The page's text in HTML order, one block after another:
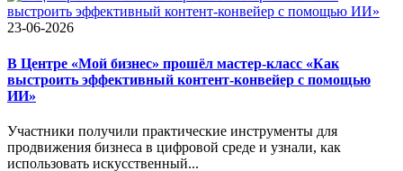
23-06-2026
В Центре «Мой бизнес» прошёл мастер-класс «Как
выстроить эффективный контент-конвейер с помощью
ИИ»
Участники получили практические инструменты для
продвижения бизнеса в цифровой среде и узнали, как
использовать искусственный...